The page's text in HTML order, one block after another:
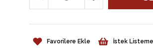
Favorilere Ekle İstek